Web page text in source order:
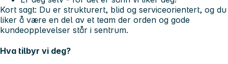
Kort sagt: Du er strukturert, blid og serviceorientert, og du
liker å være en del av et team der orden og gode
kundeopplevelser står i sentrum.
Hva tilbyr vi deg?